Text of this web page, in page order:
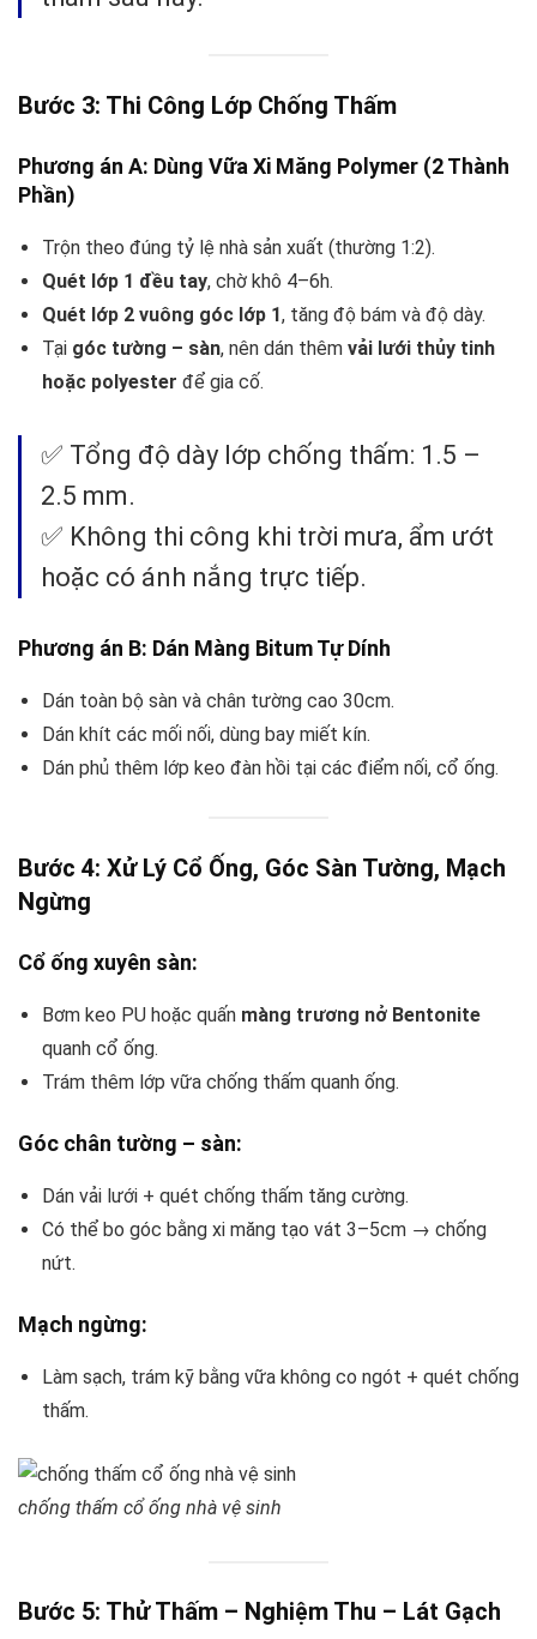
Bước 3: Thi Công Lớp Chống Thấm
Phương án A: Dùng Vữa Xi Măng Polymer (2 Thành
Phần)
Trộn theo đúng tỷ lệ nhà sản xuất (thường 1:2).
Quét lớp 1 đều tay, chờ khô 4–6h.
Quét lớp 2 vuông góc lớp 1, tăng độ bám và độ dày.
Tại góc tường – sàn, nên dán thêm vải lưới thủy tinh
hoặc polyester để gia cố.
✅ Tổng độ dày lớp chống thấm: 1.5 –
2.5 mm.
✅ Không thi công khi trời mưa, ẩm ướt
hoặc có ánh nắng trực tiếp.
Phương án B: Dán Màng Bitum Tự Dính
Dán toàn bộ sàn và chân tường cao 30cm.
Dán khít các mối nối, dùng bay miết kín.
Dán phủ thêm lớp keo đàn hồi tại các điểm nối, cổ ống.
Bước 4: Xử Lý Cổ Ống, Góc Sàn Tường, Mạch
Ngừng
Cổ ống xuyên sàn:
Bơm keo PU hoặc quấn màng trương nở Bentonite
quanh cổ ống.
Trám thêm lớp vữa chống thấm quanh ống.
Góc chân tường – sàn:
Dán vải lưới + quét chống thấm tăng cường.
Có thể bo góc bằng xi măng tạo vát 3–5cm → chống
nứt.
Mạch ngừng:
Làm sạch, trám kỹ bằng vữa không co ngót + quét chống
thấm.
chống thấm cổ ống nhà vệ sinh
Bước 5: Thử Thấm – Nghiệm Thu – Lát Gạch